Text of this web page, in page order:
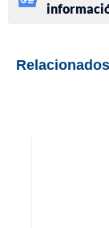
Relacionados